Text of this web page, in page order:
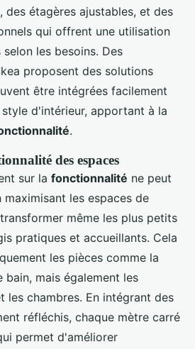
des étagères ajustables, et des
qui offrent une utilisation
les besoins. Des
proposent des solutions
être intégrées facilement
d'intérieur, apportant à la
.
des espaces
sur la fonctionnalité ne peut
les espaces de
même les plus petits
pratiques et accueillants. Cela
les pièces comme la
bain, mais également les
les chambres. En intégrant des
réfléchis, chaque mètre carré
permet d'améliorer